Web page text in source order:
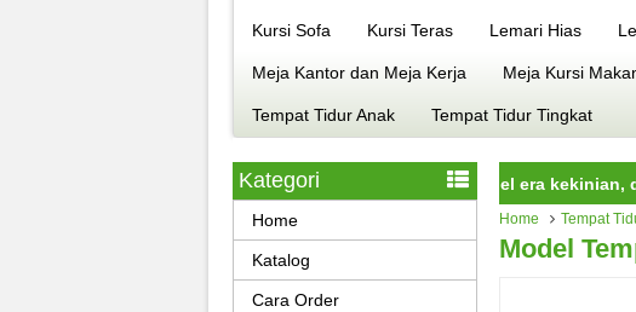
Kursi Sofa Kursi Teras Lemari Hias
Meja Kantor dan Meja Kerja Meja Kursi
Tempat Tidur Anak Tempat Tidur Tingkat
jepara istimewa dengan kualitas terbaik model era kekinian,
Home Tempat
Model
Kategori
Home
Katalog
Cara Order